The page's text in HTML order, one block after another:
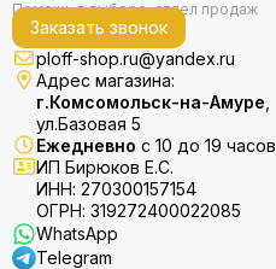
Заказать звонок
ploff-shop.ru@yandex.ru
Адрес магазина:
г.Комсомольск-на-Амуре
ул.Базовая 5
Ежедневно с 10 до 19 часов
ИП Бирюков Е.С.
ИНН: 270300157154
ОГРН: 319272400022085
WhatsApp
Telegram